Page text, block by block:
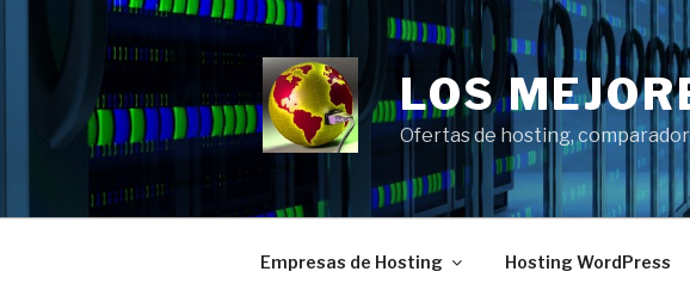
LOS
Ofertas de hosting,
Empresas de Hosting Hosting WordPress